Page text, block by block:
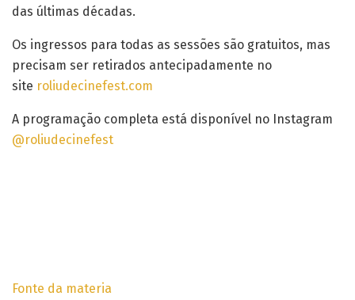
das últimas décadas.
Os ingressos para todas as sessões são gratuitos, mas
precisam ser retirados antecipadamente no
site roliudecinefest.com
A programação completa está disponível no Instagram
@roliudecinefest
Fonte da materia